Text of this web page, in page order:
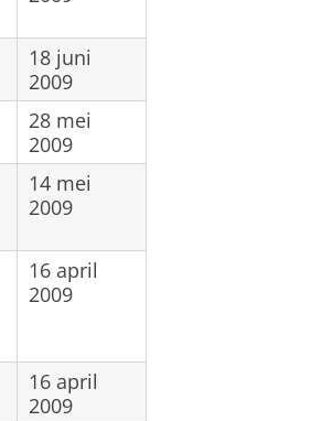
18 juni
2009
28 mei
2009
14 mei
2009
16 april
2009
16 april
2009